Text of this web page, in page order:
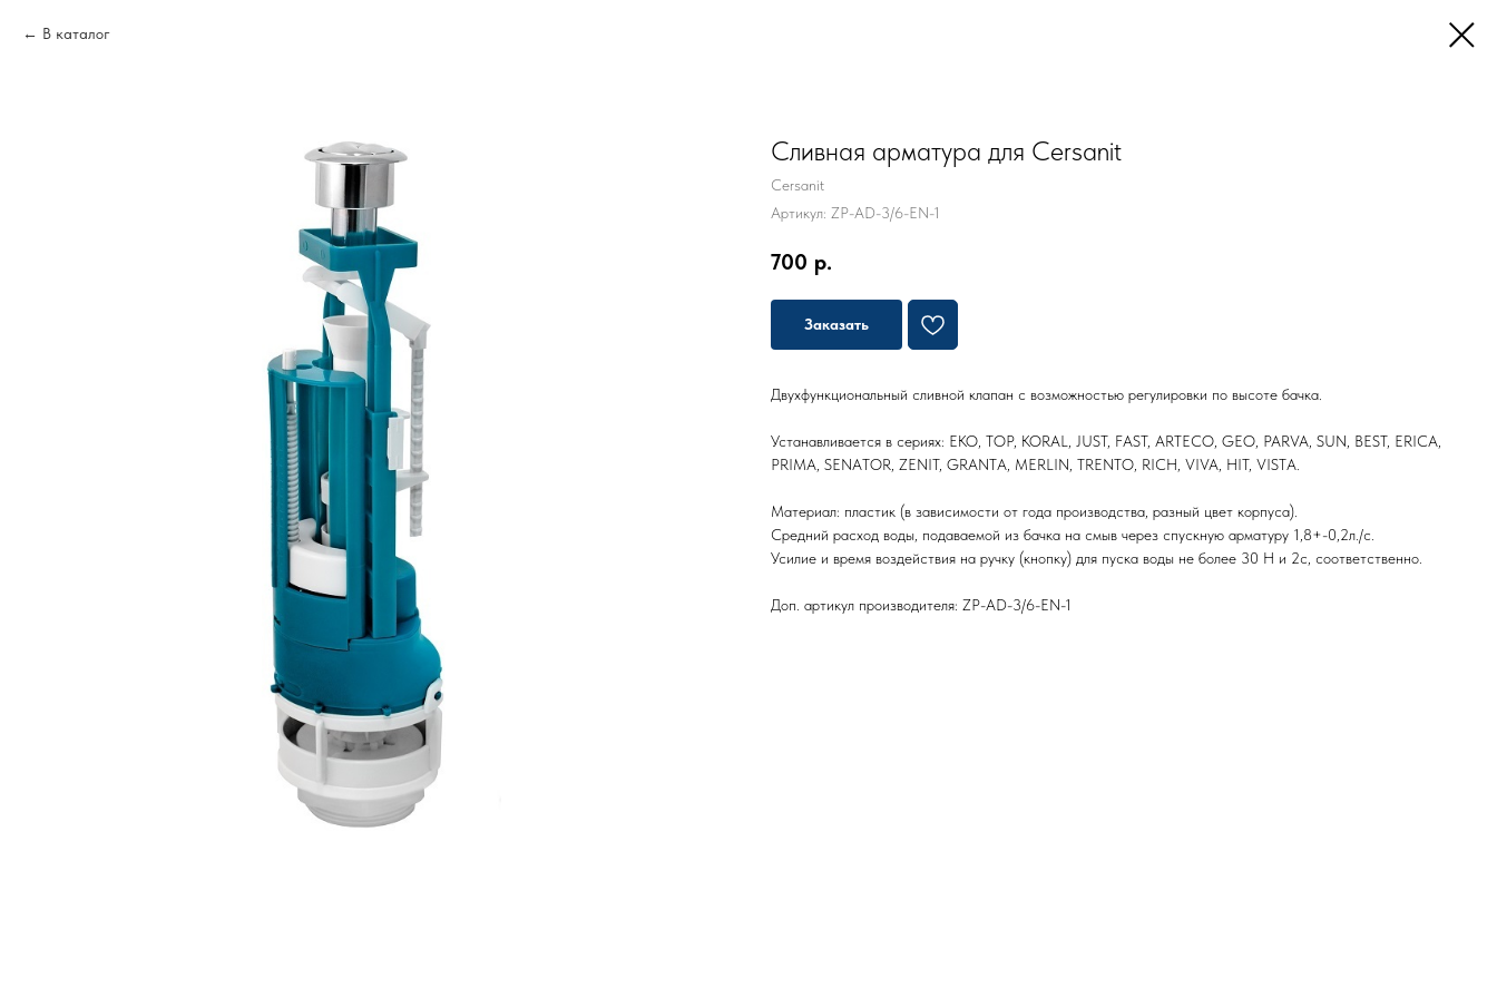
В каталог
Сливная арматура для Cersanit
Cersanit
Артикул: ZP-AD-3/6-EN-1
700 р.
Заказать
Двухфункциональный сливной клапан с возможностью регулировки по высоте бачка.
Устанавливается в сериях: EKO, TOP, KORAL, JUST, FAST, ARTECO, GEO, PARVA, SUN, BEST, ERICA,
PRIMA, SENATOR, ZENIT, GRANTA, MERLIN, TRENTO, RICH, VIVA, HIT, VISTA.
Материал: пластик (в зависимости от года производства, разный цвет корпуса).
Средний расход воды, подаваемой из бачка на смыв через спускную арматуру 1,8+-0,2л./с.
Усилие и время воздействия на ручку (кнопку) для пуска воды не более 30 Н и 2с, соответственно.
Доп. артикул производителя: ZP-AD-3/6-EN-1